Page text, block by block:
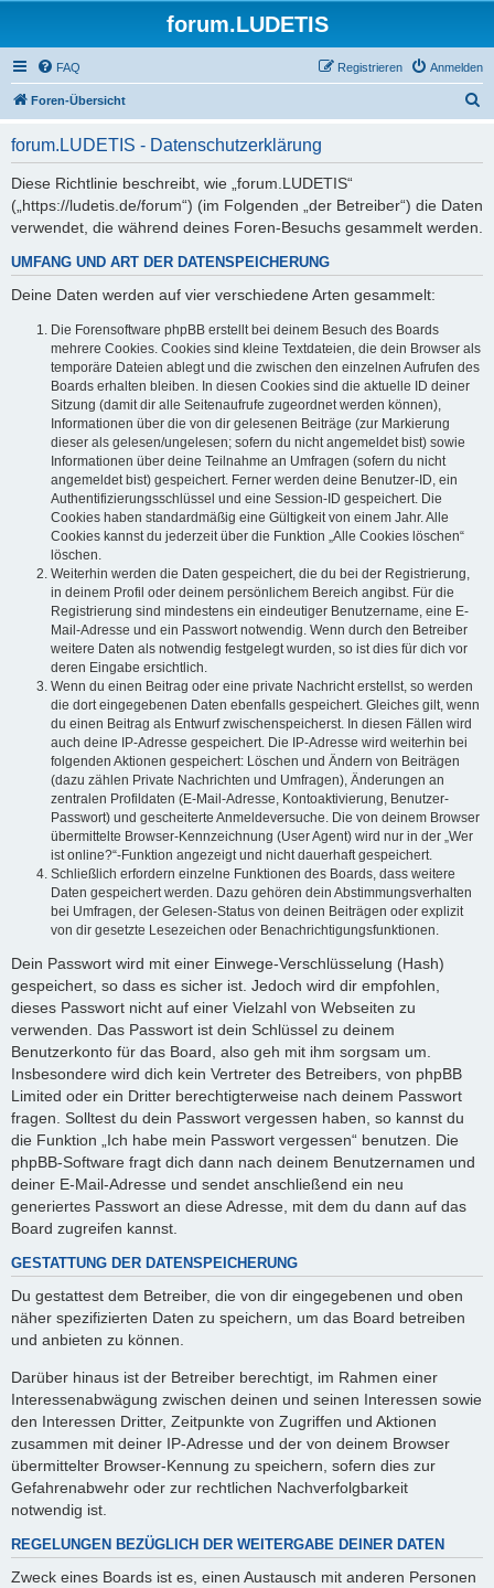
forum.LUDETIS
FAQ Anmelden
Registrieren
Foren-Übersicht
forum.LUDETIS - Datenschutzerklärung
Diese Richtlinie beschreibt, wie „forum.LUDETIS“
(„https://ludetis.de/forum“) (im Folgenden „der Betreiber“) die Daten
verwendet, die während deines Foren-Besuchs gesammelt werden.
UMFANG UND ART DER DATENSPEICHERUNG
Deine Daten werden auf vier verschiedene Arten gesammelt:
Die Forensoftware phpBB erstellt bei deinem Besuch des Boards
mehrere Cookies. Cookies sind kleine Textdateien, die dein Browser als
temporäre Dateien ablegt und die zwischen den einzelnen Aufrufen des
Boards erhalten bleiben. In diesen Cookies sind die aktuelle ID deiner
Sitzung (damit dir alle Seitenaufrufe zugeordnet werden können),
Informationen über die von dir gelesenen Beiträge (zur Markierung
dieser als gelesen/ungelesen; sofern du nicht angemeldet bist) sowie
Informationen über deine Teilnahme an Umfragen (sofern du nicht
angemeldet bist) gespeichert. Ferner werden deine Benutzer-ID, ein
Authentifizierungsschlüssel und eine Session-ID gespeichert. Die
Cookies haben standardmäßig eine Gültigkeit von einem Jahr. Alle
Cookies kannst du jederzeit über die Funktion „Alle Cookies löschen“
löschen.
Weiterhin werden die Daten gespeichert, die du bei der Registrierung,
in deinem Profil oder deinem persönlichem Bereich angibst. Für die
Registrierung sind mindestens ein eindeutiger Benutzername, eine E-
Mail-Adresse und ein Passwort notwendig. Wenn durch den Betreiber
weitere Daten als notwendig festgelegt wurden, so ist dies für dich vor
deren Eingabe ersichtlich.
Wenn du einen Beitrag oder eine private Nachricht erstellst, so werden
die dort eingegebenen Daten ebenfalls gespeichert. Gleiches gilt, wenn
du einen Beitrag als Entwurf zwischenspeicherst. In diesen Fällen wird
auch deine IP-Adresse gespeichert. Die IP-Adresse wird weiterhin bei
folgenden Aktionen gespeichert: Löschen und Ändern von Beiträgen
(dazu zählen Private Nachrichten und Umfragen), Änderungen an
zentralen Profildaten (E-Mail-Adresse, Kontoaktivierung, Benutzer-
Passwort) und gescheiterte Anmeldeversuche. Die von deinem Browser
übermittelte Browser-Kennzeichnung (User Agent) wird nur in der „Wer
ist online?“-Funktion angezeigt und nicht dauerhaft gespeichert.
Schließlich erfordern einzelne Funktionen des Boards, dass weitere
Daten gespeichert werden. Dazu gehören dein Abstimmungsverhalten
bei Umfragen, der Gelesen-Status von deinen Beiträgen oder explizit
von dir gesetzte Lesezeichen oder Benachrichtigungsfunktionen.
Dein Passwort wird mit einer Einwege-Verschlüsselung (Hash)
gespeichert, so dass es sicher ist. Jedoch wird dir empfohlen,
dieses Passwort nicht auf einer Vielzahl von Webseiten zu
verwenden. Das Passwort ist dein Schlüssel zu deinem
Benutzerkonto für das Board, also geh mit ihm sorgsam um.
Insbesondere wird dich kein Vertreter des Betreibers, von phpBB
Limited oder ein Dritter berechtigterweise nach deinem Passwort
fragen. Solltest du dein Passwort vergessen haben, so kannst du
die Funktion „Ich habe mein Passwort vergessen“ benutzen. Die
phpBB-Software fragt dich dann nach deinem Benutzernamen und
deiner E-Mail-Adresse und sendet anschließend ein neu
generiertes Passwort an diese Adresse, mit dem du dann auf das
Board zugreifen kannst.
GESTATTUNG DER DATENSPEICHERUNG
Du gestattest dem Betreiber, die von dir eingegebenen und oben
näher spezifizierten Daten zu speichern, um das Board betreiben
und anbieten zu können.
Darüber hinaus ist der Betreiber berechtigt, im Rahmen einer
Interessenabwägung zwischen deinen und seinen Interessen sowie
den Interessen Dritter, Zeitpunkte von Zugriffen und Aktionen
zusammen mit deiner IP-Adresse und der von deinem Browser
übermittelter Browser-Kennung zu speichern, sofern dies zur
Gefahrenabwehr oder zur rechtlichen Nachverfolgbarkeit
notwendig ist.
REGELUNGEN BEZÜGLICH DER WEITERGABE DEINER DATEN
Zweck eines Boards ist es, einen Austausch mit anderen Personen